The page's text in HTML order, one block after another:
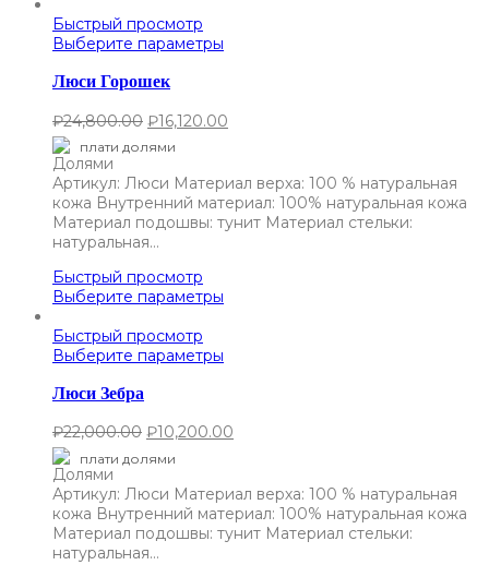
Быстрый просмотр
Выберите параметры
Люси Горошек
₽24,800.00 ₽16,120.00
плати долями
Артикул: Люси Материал верха: 100 % натуральная
кожа Внутренний материал: 100% натуральная кожа
Материал подошвы: тунит Материал стельки:
натуральная…
Быстрый просмотр
Выберите параметры
Быстрый просмотр
Выберите параметры
Люси Зебра
₽22,000.00 ₽10,200.00
плати долями
Артикул: Люси Материал верха: 100 % натуральная
кожа Внутренний материал: 100% натуральная кожа
Материал подошвы: тунит Материал стельки:
натуральная…